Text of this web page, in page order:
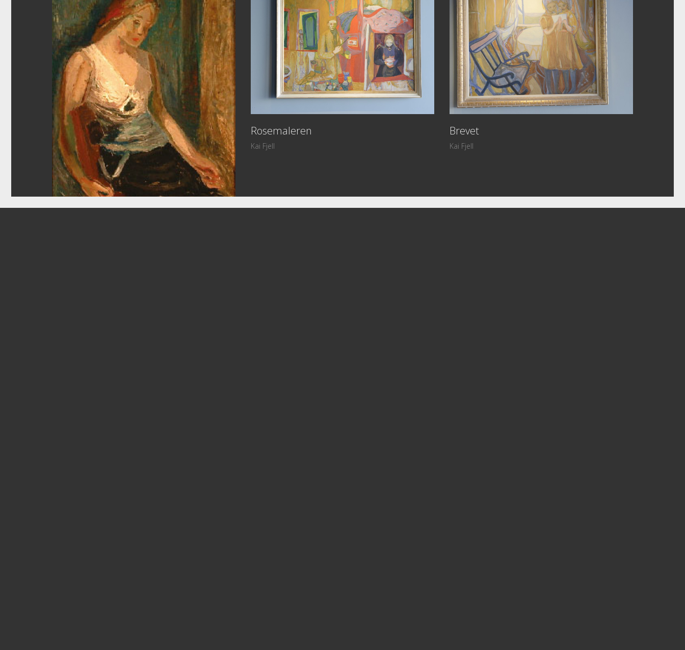
Rosemaleren
Kai Fjell
Brevet
Kai Fjell
KONTAKT
Morten Zondag
E-post: mz@merkantilbygg.no
Line Sandvik
E-mail:ls@merkantilbygg.no
Vestlia Resort
Bakkestølvegen 81
3580 Geilo
E-post:mail@vestlia.no
Tel:+47 32 08 72 00
© 2020 The Gundersen Collection eier alt innholdet på denne nettsiden. Det er ikke tillatt å kopiere bilder eller tekst uten avtale.